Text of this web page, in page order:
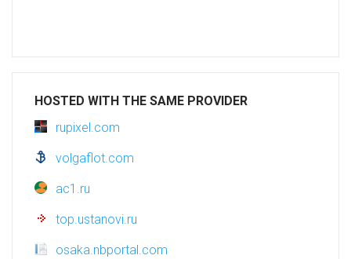
HOSTED WITH THE SAME PROVIDER
rupixel.com
volgaflot.com
ac1.ru
top.ustanovi.ru
osaka.nbportal.com